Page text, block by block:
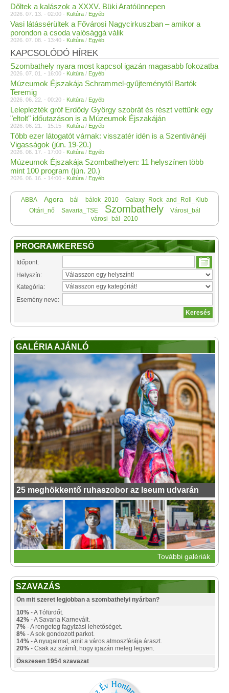
Dőltek a kalászok a XXXV. Büki Aratóünnepen
2026. 07. 13. - 02:00 - Kultúra / Egyéb
Vasi látássérültek a Fővárosi Nagycirkuszban – amikor a
porondon a csoda valósággá válik
2026. 07. 08. - 13:40 - Kultúra / Egyéb
KAPCSOLÓDÓ HÍREK
Szombathely nyara most kapcsol igazán magasabb fokozatba
2026. 07. 01. - 16:00 - Kultúra / Egyéb
Múzeumok Éjszakája Schrammel-gyűjteménytől Bartók
Teremig
2026. 06. 22. - 00:20 - Kultúra / Egyéb
Leleplezték gróf Erdődy György szobrát és részt vettünk egy
"eltolt" időutazáson is a Múzeumok Éjszakáján
2026. 06. 21. - 15:15 - Kultúra / Egyéb
Több ezer látogatót várnak: visszatér idén is a Szentivánéji
Vigasságok (jún. 19-20.)
2026. 06. 17. - 17:00 - Kultúra / Egyéb
Múzeumok Éjszakája Szombathelyen: 11 helyszínen több
mint 100 program (jún. 20.)
2026. 06. 16. - 14:00 - Kultúra / Egyéb
ABBA Agora bál bálok_2010
Galaxy_Rock_and_Roll_Klub
Oltári_nő
Savaria_TSE Szombathely
Városi_bál
városi_bál_2010
PROGRAMKERESŐ
Időpont:
Helyszín:
Kategória:
Esemény neve:
GALÉRIA AJÁNLÓ
25 meghökkentő ruhaszobor az Iseum udvarán
További galériák
SZAVAZÁS
Ön mit szeret legjobban a szombathelyi nyárban?
10% - A Tófürdőt.
42% - A Savaria Karnevált.
7% - A rengeteg fagyizási lehetőséget.
8% - A sok gondozott parkot.
14% - A nyugalmat, amit a város atmoszférája áraszt.
20% - Csak az számít, hogy igazán meleg legyen.
Összesen 1954 szavazat